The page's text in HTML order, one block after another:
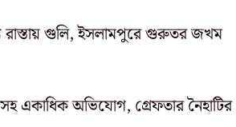
রাস্তায় গুলি, ইসলামপুরে গুরুতর জখম
সহ একাধিক অভিযোগ, গ্রেফতার নৈহাটির